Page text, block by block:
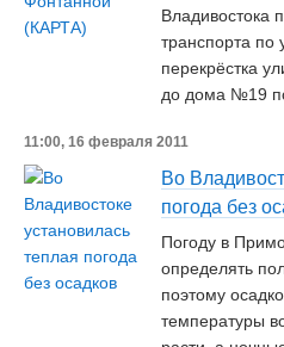
Владивостока
транспорта по
перекрёстка
до дома №19
11:00, 16 февраля 2011
Во
погода без
Погоду в
определять
поэтому
температуры